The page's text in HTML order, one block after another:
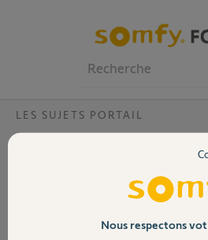
Volet
LES SUJETS PORTAIL
Somfy CTRL Box 3S
Dobrý den, prosím o radu k použitému
desce pohonu vrat somfy . Potřeboval
transformátor , primární a sekundární
Nous respectons